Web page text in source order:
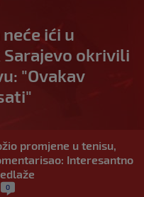
ići u
Sarajevo okrivili
"Ovakav
promjene u tenisu,
Interesantno
0